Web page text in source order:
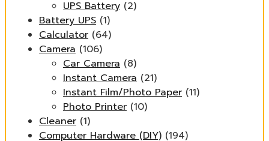
UPS Battery (2)
Battery UPS (1)
Calculator (64)
Camera (106)
Car Camera (8)
Instant Camera (21)
Instant Film/Photo Paper (11)
Photo Printer (10)
Cleaner (1)
Computer Hardware (DIY) (194)